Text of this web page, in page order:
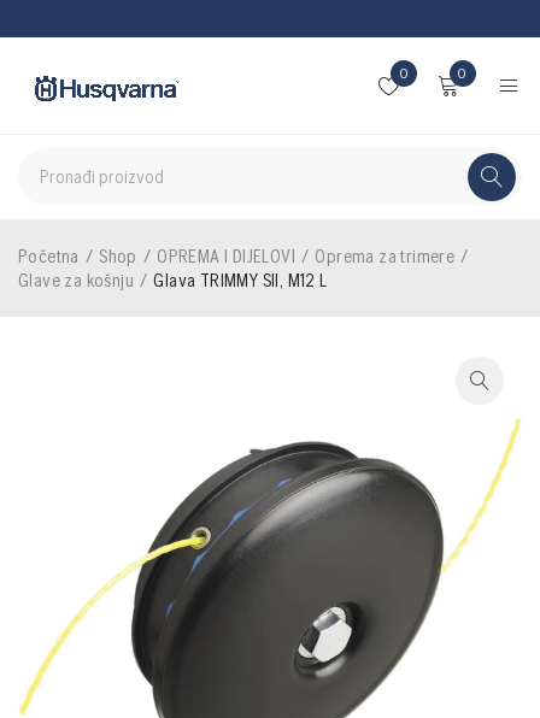
0 0
Početna / Shop / OPREMA I DIJELOVI / Oprema za trimere /
Glave za košnju / Glava TRIMMY SII, M12 L